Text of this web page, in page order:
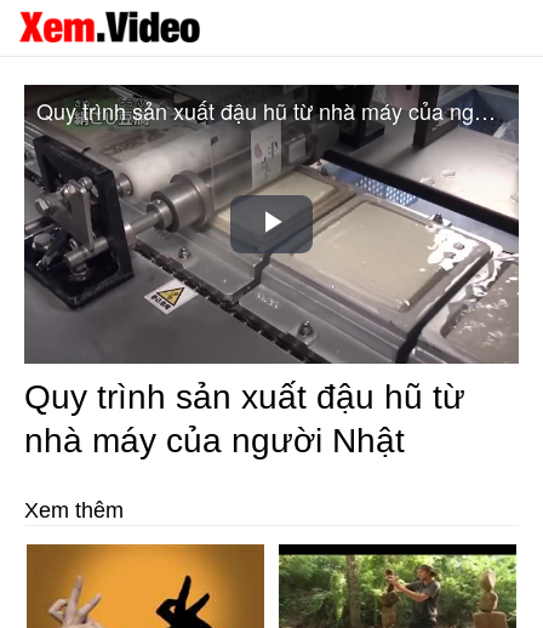
Play
Video
Quy trình sản xuất đậu hũ từ nhà máy của người Nhật
Quy trình sản xuất đậu hũ từ
nhà máy của người Nhật
Xem thêm